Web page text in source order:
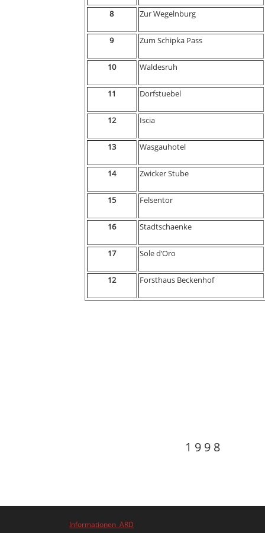
8 Zur Wegelnburg
9 Zum Schipka Pass
10 Waldesruh
11 Dorfstuebel
12 Iscia
13 Wasgauhotel
14 Zwicker Stube
15 Felsentor
16 Stadtschaenke
17 Sole d’Oro
12 Forsthaus Beckenhof
1 9 9 8
Informationen ARD